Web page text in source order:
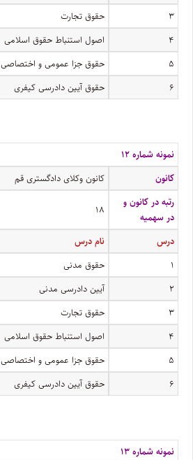
۳
حقوق تجارت
۴
اصول استنباط حقوق اسلامی
۵
حقوق جزا عمومی و اختصاصی
۶
حقوق آیین دادرسی کیفری
نمونه شماره ۱۲
کانون
کانون وکلای دادگستری قم
رتبه در کانون و
در سهمیه
۱۸
درس
نام درس
۱
حقوق مدنی
۲
آیین دادرسی مدنی
۳
حقوق تجارت
۴
اصول استنباط حقوق اسلامی
۵
حقوق جزا عمومی و اختصاصی
۶
حقوق آیین دادرسی کیفری
نمونه شماره ۱۳